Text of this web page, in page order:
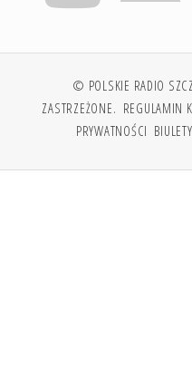
© POLSKIE RADIO
ZASTRZEŻONE. REGULAMIN
PRYWATNOŚCI